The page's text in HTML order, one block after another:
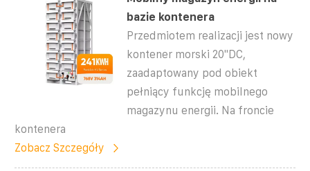
bazie kontenera
Przedmiotem realizacji jest nowy
kontener morski 20''DC,
zaadaptowany pod obiekt
pełniący funkcję mobilnego
magazynu energii. Na froncie
kontenera
Zobacz Szczegóły